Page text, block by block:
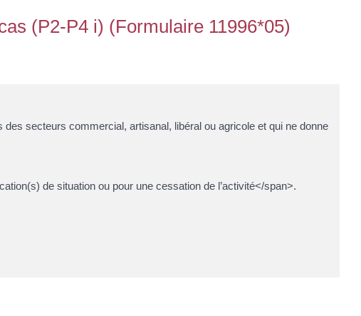
(P2-P4 i) (Formulaire 11996*05)
secteurs commercial, artisanal, libéral ou agricole et qui ne donne
de situation ou pour une cessation de l’activité</span>.